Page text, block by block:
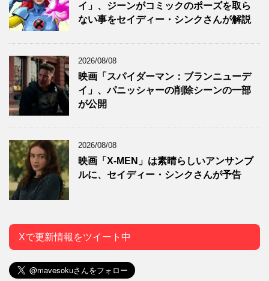
イ」、ジーンがコミックのポーズを取ら
ない事をセイディー・シンクさんが解説
2026/08/08
映画「スパイダーマン：ブランニューデ
イ」、パニッシャーの削除シーンの一部
が公開
2026/08/08
映画「X-MEN」は素晴らしいアンサンブ
ルに、セイディー・シンクさんが予告
Xで更新情報をツイート中